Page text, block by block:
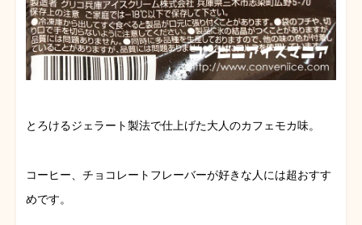
とろけるジェラート製法で仕上げた大人のカフェモカ味。
コーヒー、チョコレートフレーバーが好きな人には超おすす
めです。